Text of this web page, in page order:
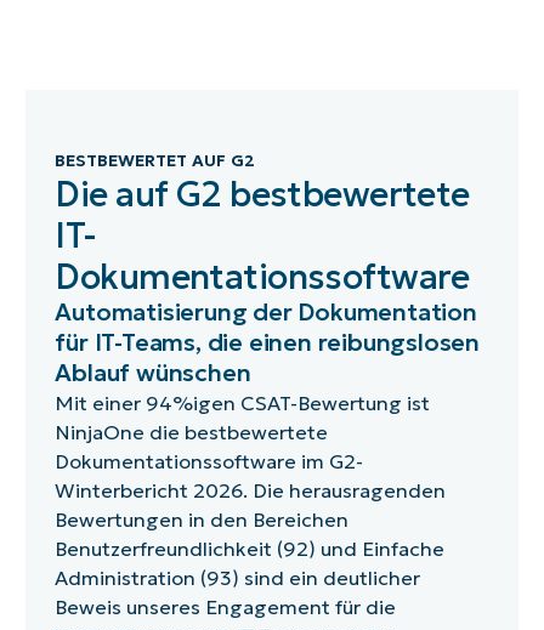
BESTBEWERTET AUF G2
Die auf G2 bestbewertete
IT-
Dokumentationssoftware
Automatisierung der Dokumentation
für IT-Teams, die einen reibungslosen
Ablauf wünschen
Mit einer 94%igen CSAT-Bewertung ist
NinjaOne die bestbewertete
Dokumentationssoftware im G2-
Winterbericht 2026. Die herausragenden
Bewertungen in den Bereichen
Benutzerfreundlichkeit (92) und Einfache
Administration (93) sind ein deutlicher
Beweis unseres Engagement für die